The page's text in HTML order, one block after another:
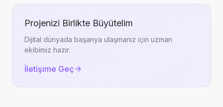
Projenizi Birlikte Büyütelim
Dijital dünyada başarıya ulaşmanız için uzman
ekibimiz hazır.
İletişime Geç